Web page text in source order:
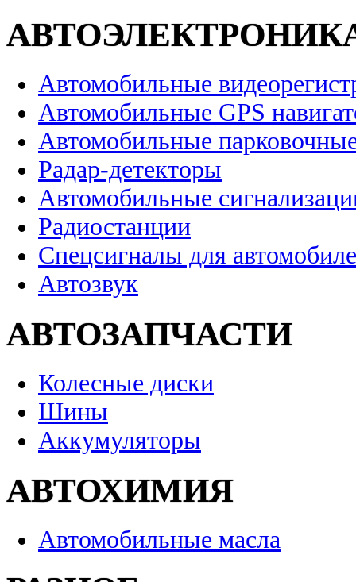
Автомобильные
Автомобильные GPS
Автомобильные
Радар-детекторы
Автомобильные
Радиостанции
Спецсигналы для
Автозвук
АВТОЗАПЧАСТИ
Колесные диски
Шины
Аккумуляторы
АВТОХИМИЯ
Автомобильные масла